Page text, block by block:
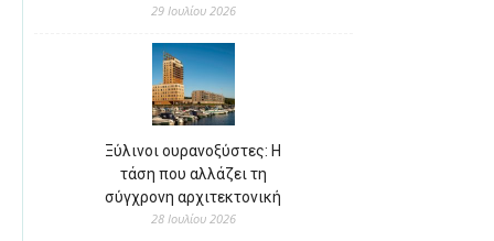
29 Ιουλίου 2026
Ξύλινοι ουρανοξύστες: Η
τάση που αλλάζει τη
σύγχρονη αρχιτεκτονική
28 Ιουλίου 2026